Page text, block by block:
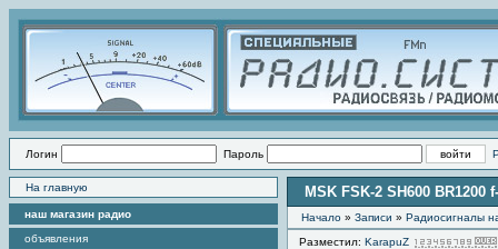
Логин Пароль
На главную
наш магазин радио
объявления
MSK FSK-2 SH600 BR1200
Начало » Записи » Радиоcигналы
Разместил: KarapuZ